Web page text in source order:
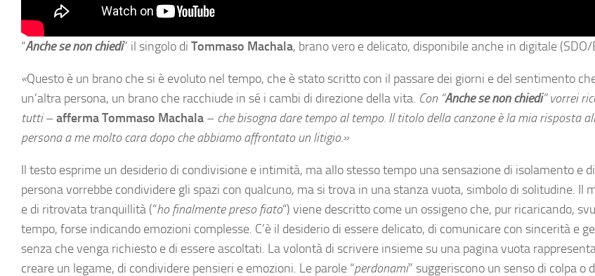
“Anche se non chiedi” il singolo di Tommaso Machala, brano vero e delicato, disponibile anche in digitale (SDO/
«Questo è un brano che si è evoluto nel tempo, che è stato scritto con il passare dei giorni e del sentimento
un’altra persona, un brano che racchiude in sé i cambi di direzione della vita. Con “Anche se non chiedi” vorrei
tutti–afferma Tommaso Machala – che bisogna dare tempo al tempo. Il titolo della canzone è la mia risposta
persona a me molto cara dopo che abbiamo affrontato un litigio.»
Il testo esprime un desiderio di condivisione e intimità, ma allo stesso tempo una sensazione di isolamento e
persona vorrebbe condividere gli spazi con qualcuno, ma si trova in una stanza vuota, simbolo di solitudine. Il
e di ritrovata tranquillità (“ho finalmente preso fiato“) viene descritto come un ossigeno che, pur ricaricando,
tempo, forse indicando emozioni complesse. C’è il desiderio di essere delicato, di comunicare con sincerità e
senza che venga richiesto e di essere ascoltati. La volontà di scrivere insieme su una pagina vuota
creare un legame, di condividere pensieri e emozioni. Le parole “perdonami” suggeriscono un senso di colpa o